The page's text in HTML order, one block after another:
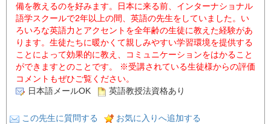
備を教えるのを好みます。日本に来る前、インターナショナル
語学スクールで2年以上の間、英語の先生をしていました。い
ろいろな英語力とアクセントを全年齢の生徒に教えた経験があ
ります。生徒たちに暖かくて親しみやすい学習環境を提供する
ことによって効果的に教え、コミュニケーションをはかること
ができますとのことです。 ※受講されている生徒様からの評価
コメントもぜひご覧ください。
日本語メールOK
英語教授法資格あり
この先生に質問する
お気に入りへ追加する